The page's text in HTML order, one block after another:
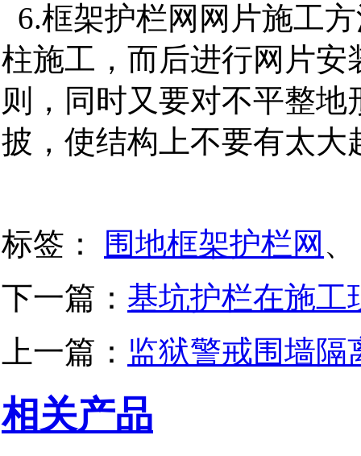
6.框架护栏网网片施工
柱施工，而后进行网片
则，同时又要对不平整
披，使结构上不要有太大
标签： 围地框架护栏网 、
下一篇： 基坑护栏在施工
上一篇： 监狱警戒围墙隔
相关产品